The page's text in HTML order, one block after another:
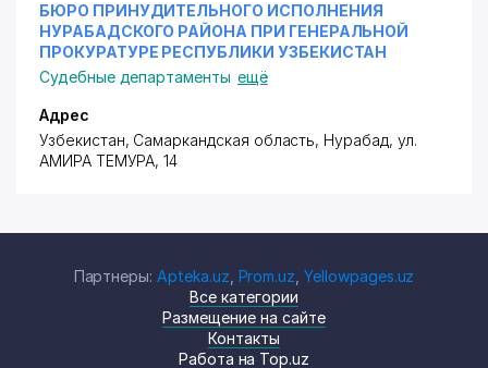
БЮРО ПРИНУДИТЕЛЬНОГО ИСПОЛНЕНИЯ
НУРАБАДСКОГО РАЙОНА ПРИ ГЕНЕРАЛЬНОЙ
ПРОКУРАТУРЕ РЕСПУБЛИКИ УЗБЕКИСТАН
Судебные департаменты ещё
Адрес
Узбекистан, Самаркандская область, Нурабад, ул.
АМИРА ТЕМУРА, 14
Партнеры: Apteka.uz Prom.uz ,Yellowpages.uz
Все категории
Размещение на сайте
Контакты
Работа на Top.uz